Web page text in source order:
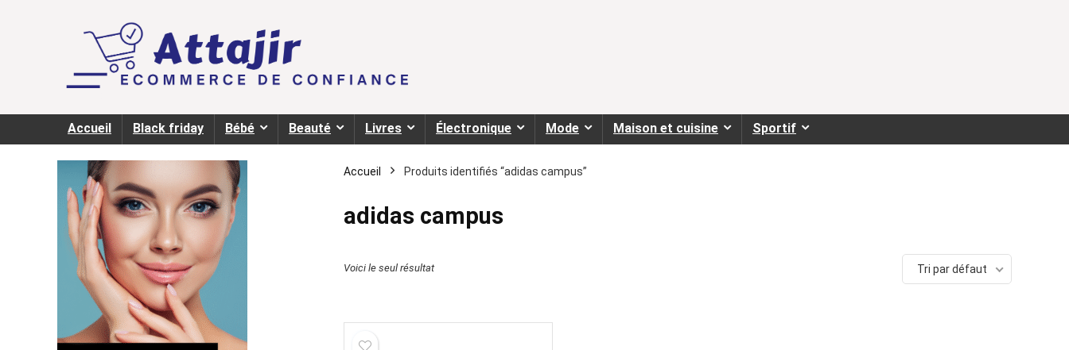
Accueil Black friday Bébé Beauté Livres Électronique Mode Maison et cuisine Sportif
Accueil Produits identifiés “adidas campus”
adidas campus
Voici le seul résultat Tri par défaut